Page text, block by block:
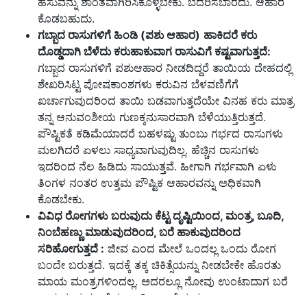
ಕೊಡಬಹುದು.
ಗಬ್ಬಾದ ರಾಸುಗಳಿಗೆ ಹಿಂಡಿ (ಪಶು ಆಹಾರ) ಹಾಕಿದರೆ ಕರು
ದೊಡ್ಡದಾಗಿ ಬೆಳೆದು ಕರುಹಾಕುವಾಗ ರಾಸುವಿಗೆ ಕಷ್ಟವಾಗುತ್ತದೆ:
ಗಬ್ಬಾದ ರಾಸುಗಳಿಗೆ ಪಶುಆಹಾರ ನೀಡದಿದ್ದರೆ ತಾಯಿಯ ದೇಹದಲ್ಲಿ
ಶೇಖರಿಸಿಟ್ಟ ಪೋಷಕಾಂಶಗಳು ಕರುವಿನ ಬೆಳವಣಿಗೆಗೆ
ಖರ್ಚಾಗುವುದರಿಂದ ತಾಯಿ ಬಡವಾಗುತ್ತದೆಯೇ ವಿನಹ ಕರು ಮಾತ್ರ
ತನ್ನ ಆನುವಂಶೀಯ ಗುಣಕ್ಕನುಸಾರವಾಗಿ ಬೆಳೆಯುತ್ತಿರುತ್ತದೆ.
ಪೌಷ್ಟಿಕತೆ ಕಡಿಮೆಯಾದರೆ ಬಹಳಷ್ಟು ತುಂಬು ಗರ್ಭದ ರಾಸುಗಳು
ಮಲಗಿದರೆ ಏಳಲು ಸಾಧ್ಯವಾಗುವುದಿಲ್ಲ. ಹೆಚ್ಚಿನ ರಾಸುಗಳು
ಇದರಿಂದ ನೆಲ ಹಿಡಿದು ಸಾಯುತ್ತವೆ. ಹೀಗಾಗಿ ಗರ್ಭವಾಗಿ ಏಳು
ತಿಂಗಳ ನಂತರ ಉತ್ತಮ ಪೌಷ್ಟಿಕ ಆಹಾರವನ್ನು ಅಧಿಕವಾಗಿ
ಕೊಡಬೇಕು.
ವಿವಿಧ ರೋಗಗಳು ಬರುವುದು ಕೆಟ್ಟ ದೃಷ್ಟಿಯಿಂದ, ಮಂತ್ರ, ಬೂದಿ,
ನಿಂಬೆಹಣ್ಣು ಮಾಡುವುದರಿಂದ, ಬರೆ ಹಾಕುವುದರಿಂದ
ಸರಿಹೋಗುತ್ತದೆ : ಜೀವ ಎಂದ ಮೇಲೆ ಒಂದಲ್ಲ ಒಂದು ರೋಗ
ಬಂದೇ ಬರುತ್ತದೆ. ಇದಕ್ಕೆ ತಕ್ಕ ಚಿಕಿತ್ಸೆಯನ್ನು ನೀಡಬೇಕೇ ಹೊರತು
ಮಾಯ ಮಂತ್ರಗಳಿಂದಲ್ಲ. ಅದರಲ್ಲೂ ನೋವು ಉಂಟಾದಾಗ ಬರೆ